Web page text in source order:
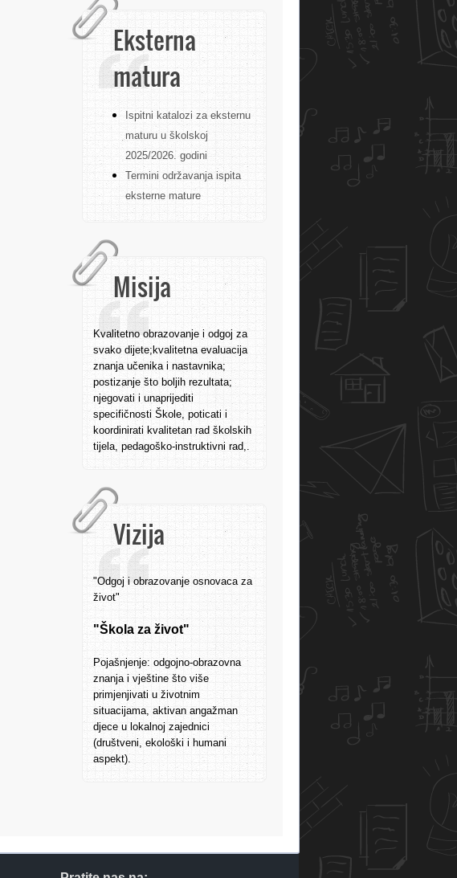
Eksterna
matura
Ispitni katalozi za eksternu
maturu u školskoj
2025/2026. godini
Termini održavanja ispita
eksterne mature
Misija
Kvalitetno obrazovanje i odgoj za
svako dijete;kvalitetna evaluacija
znanja učenika i nastavnika;
postizanje što boljih rezultata;
njegovati i unaprijediti
specifičnosti Škole, poticati i
koordinirati kvalitetan rad školskih
tijela, pedagoško-instruktivni rad,.
Vizija
"Odgoj i obrazovanje osnovaca za
život"
"Škola za život"
Pojašnjenje: odgojno-obrazovna
znanja i vještine što više
primjenjivati u životnim
situacijama, aktivan angažman
djece u lokalnoj zajednici
(društveni, ekološki i humani
aspekt).